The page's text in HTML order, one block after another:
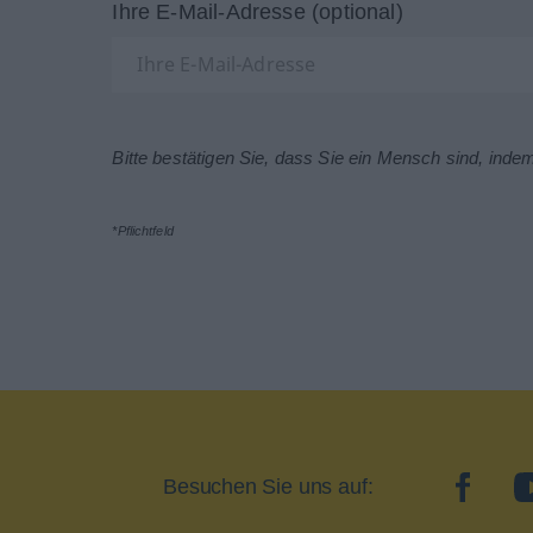
Ihre E-Mail-Adresse (optional)
Bitte bestätigen Sie, dass Sie ein Mensch sind,
*Pflichtfeld
Besuchen Sie uns auf: